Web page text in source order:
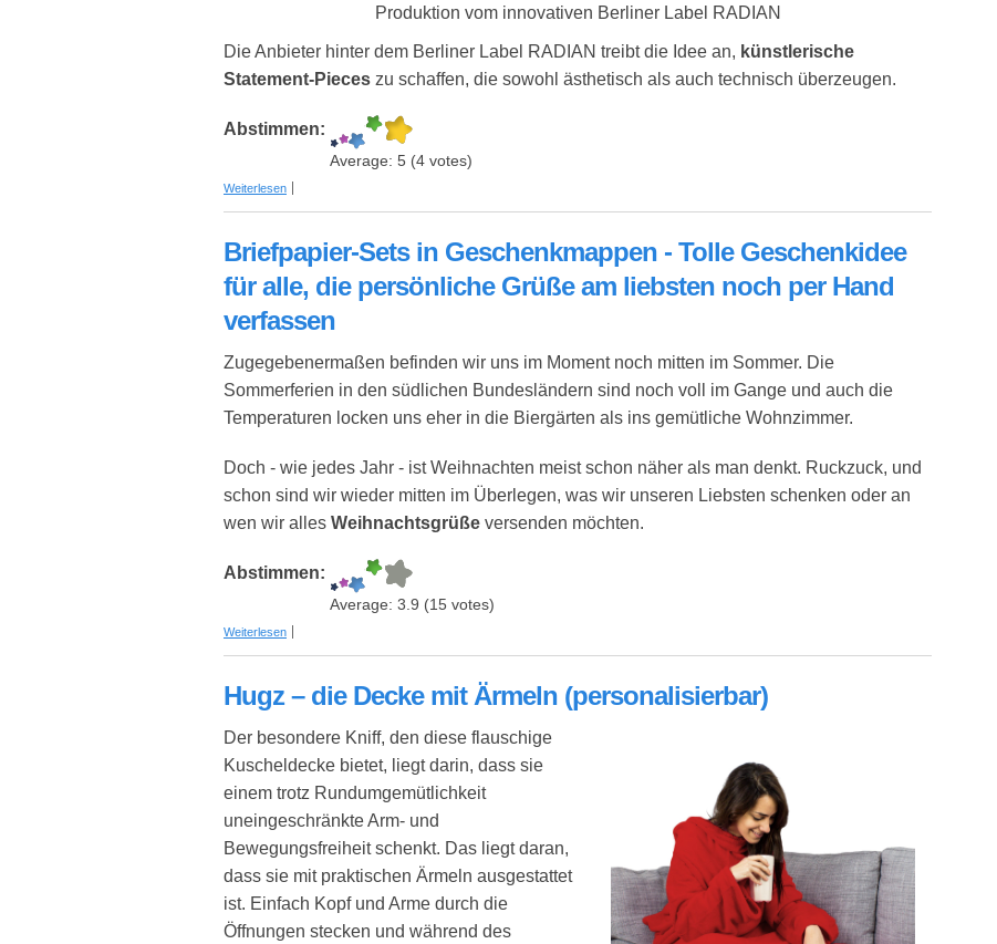
Produktion vom innovativen Berliner Label RADIAN
Die Anbieter hinter dem Berliner Label RADIAN treibt die Idee an, künstlerische
Statement-Pieces zu schaffen, die sowohl ästhetisch als auch technisch überzeugen.
Abstimmen:
Average: 5 (4 votes)
Weiterlesen über Designer Schmuck aus 3D-Druck - Künstlerische Statement Pieces aus nachhaltiger Produktion
Briefpapier-Sets in Geschenkmappen - Tolle Geschenkidee
für alle, die persönliche Grüße am liebsten noch per Hand
verfassen
Zugegebenermaßen befinden wir uns im Moment noch mitten im Sommer. Die
Sommerferien in den südlichen Bundesländern sind noch voll im Gange und auch die
Temperaturen locken uns eher in die Biergärten als ins gemütliche Wohnzimmer.
Doch - wie jedes Jahr - ist Weihnachten meist schon näher als man denkt. Ruckzuck, und
schon sind wir wieder mitten im Überlegen, was wir unseren Liebsten schenken oder an
wen wir alles Weihnachtsgrüße versenden möchten.
Abstimmen:
Average: 3.9 (15 votes)
Weiterlesen über Briefpapier-Sets in Geschenkmappen - Tolle Geschenkidee für alle, die persönliche Grüße am liebsten noch per Hand verfassen
Hugz – die Decke mit Ärmeln (personalisierbar)
Der besondere Kniff, den diese flauschige
Kuscheldecke bietet, liegt darin, dass sie
einem trotz Rundumgemütlichkeit
uneingeschränkte Arm- und
Bewegungsfreiheit schenkt. Das liegt daran,
dass sie mit praktischen Ärmeln ausgestattet
ist. Einfach Kopf und Arme durch die
Öffnungen stecken und während des